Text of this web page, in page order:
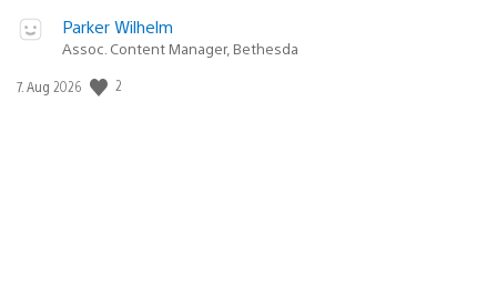
Parker Wilhelm
Assoc. Content Manager, Bethesda
Veröffentlichungsdatum:
7. Aug 2026 2